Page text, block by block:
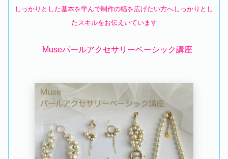
しっかりとした基本を学んで制作の幅を広げたい方へしっかりとし
たスキルをお伝えいています
Museパールアクセサリーベーシック講座